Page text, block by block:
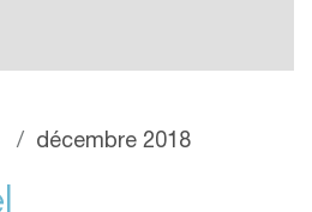
décembre 2018